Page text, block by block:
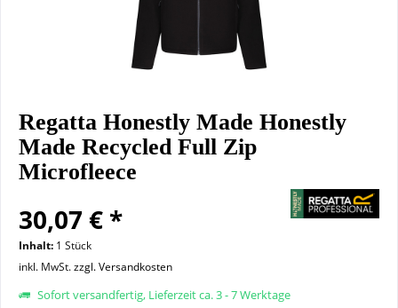
Regatta Honestly Made Honestly
Made Recycled Full Zip
Microfleece
30,07 € *
Inhalt: 1 Stück
inkl. MwSt.zzgl. Versandkosten
Sofort versandfertig, Lieferzeit ca. 3 - 7 Werktage